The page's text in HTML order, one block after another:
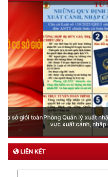
Phòng Quản lý xuất nhập cảnh:
vực xuất cảnh, nhập cảnh của
LIÊN KẾT